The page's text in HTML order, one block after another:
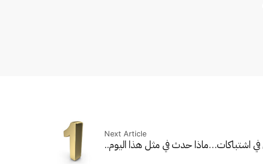
Next Article
ماذا حدث في مثل هذا اليوم..